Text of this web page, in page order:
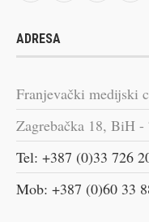
ADRESA
Franjevački medijski
Zagrebačka 18, BiH -
Tel: +387 (0)33 726
Mob: +387 (0)60 33